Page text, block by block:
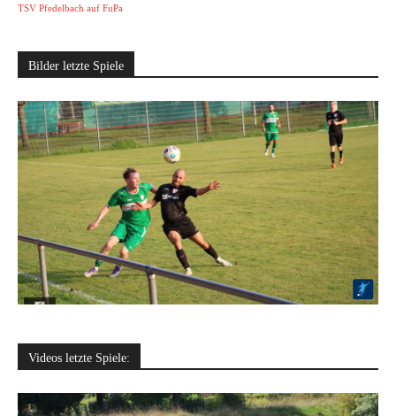
TSV Pfedelbach auf FuPa
Bilder letzte Spiele
Videos letzte Spiele: